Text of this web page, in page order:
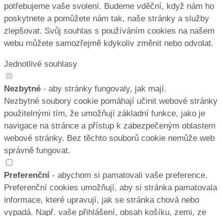
potřebujeme vaše svolení. Budeme vděční, když nám ho
poskytnete a pomůžete nám tak, naše stránky a služby
zlepšovat. Svůj souhlas s používáním cookies na našem
webu můžete samozřejmě kdykoliv změnit nebo odvolat.
Jednotlivé souhlasy
Nezbytné - aby stránky fungovaly, jak mají.
Nezbytné soubory cookie pomáhají učinit webové stránky
použitelnými tím, že umožňují základní funkce, jako je
navigace na stránce a přístup k zabezpečeným oblastem
webové stránky. Bez těchto souborů cookie nemůže web
správně fungovat.
Preferenční - abychom si pamatovali vaše preference.
Preferenční cookies umožňují, aby si stránka pamatovala
informace, které upravují, jak se stránka chová nebo
vypadá. Např. vaše přihlášení, obsah košíku, zemi, ze